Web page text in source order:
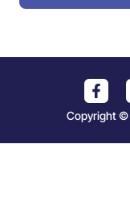
Copyright ©